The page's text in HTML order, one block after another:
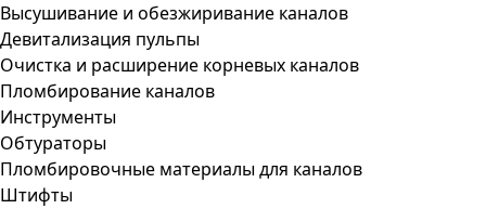
Высушивание и обезжиривание каналов
Девитализация пульпы
Очистка и расширение корневых каналов
Пломбирование каналов
Инструменты
Обтураторы
Пломбировочные материалы для каналов
Штифты